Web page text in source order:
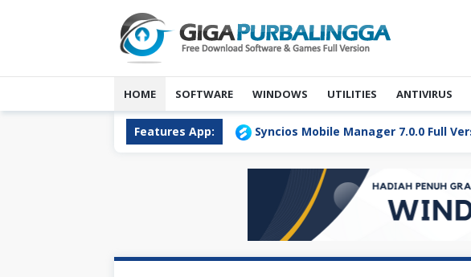
HOME SOFTWARE WINDOWS UTILITIES ANTIVIRUS
Features App:
Syncios Mobile Manager 7.0.0 Full Version Download